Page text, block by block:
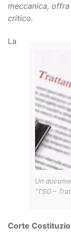
meccanica,
critico.
Un
“TSO –
La
Corte